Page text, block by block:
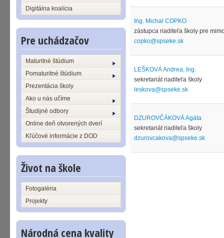
Digitálna koalícia
Pre uchádzačov
Maturitné štúdium
Pomaturitné štúdium
Prezentácia školy
Ako u nás učíme
Študijné odbory
Online deň otvorených dverí
Kľúčové informácie z DOD
Život na škole
Fotogaléria
Projekty
Národná cena kvality
Ing. Michal COPKO
zástupca riaditeľa školy pre
copko@spseke.sk
LEŠKOVÁ Andrea, Ing.
sekretariát riaditeľa školy
leskova@spseke.sk
DZUROVČÁKOVÁ Agáta
sekretariát riaditeľa školy
dzurovcakova@spseke.sk